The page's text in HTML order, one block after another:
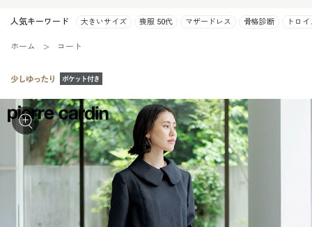
人気キーワード 大きいサイズ 喪服 50代 マザードレス 骨格診断 トロ
ホーム コート